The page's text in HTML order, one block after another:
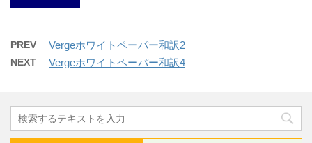
PREV Vergeホワイトペーパー和訳2
NEXT Vergeホワイトペーパー和訳4